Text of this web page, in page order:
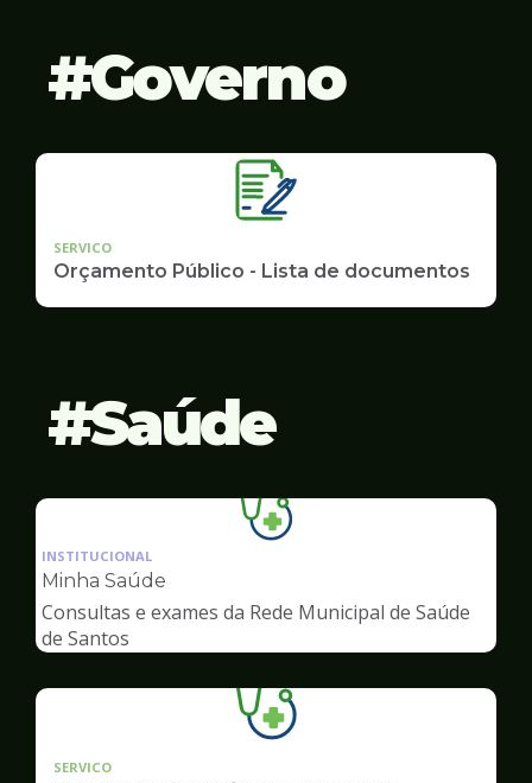
Governo
SERVICO
Orçamento Público - Lista de documentos
Saúde
Ilustração
da
de
Saúde
INSTITUCIONAL
Minha Saúde
Consultas e exames da Rede Municipal de Saúde
de Santos
SERVICO